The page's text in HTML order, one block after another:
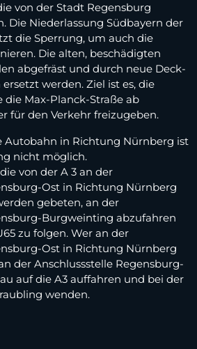
von der Stadt Regensburg
Die Niederlassung Südbayern der
die Sperrung, um auch die
Die alten, beschädigten
abgefräst und durch neue Deck-
werden. Ziel ist es, die
die Max-Planck-Straße ab
für den Verkehr freizugeben.
Autobahn in Richtung Nürnberg ist
nicht möglich.
von der A 3 an der
Ost in Richtung Nürnberg
gebeten, an der
Burgweinting abzufahren
zu folgen. Wer an der
Ost in Richtung Nürnberg
der Anschlussstelle Regensburg-
auf die A3 auffahren und bei der
wenden.